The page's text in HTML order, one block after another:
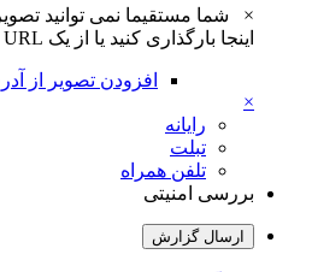
×
شما مستقیما نمی توانید
اینجا بارگذاری کنید یا از یک URL قرار دهید.
افزودن تصویر از
×
رایانه
تبلت
تلفن همراه
بررسی امنیتی
ارسال گزارش